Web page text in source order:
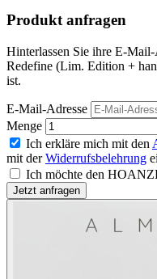
Produkt anfragen
Hinterlassen Sie ihre E-
Redefine (Lim. Edition +
ist.
E-Mail-Adresse
Menge
Ich erkläre mich mit den
mit derWiderrufsbelehrung
Ich möchte den